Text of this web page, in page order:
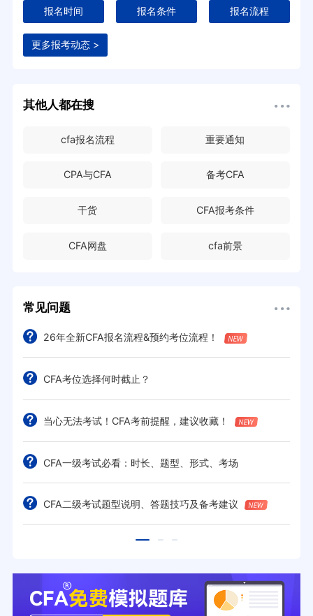
报名时间 报名条件 报名流程
更多报考动态 >
其他人都在搜
cfa报名流程 重要通知
CPA与CFA 备考CFA
干货 CFA报考条件
CFA网盘 cfa前景
常见问题
26年全新CFA报名流程&预约考位流程！
CFA考位选择何时截止？
当心无法考试！CFA考前提醒，建议收藏！
CFA一级考试必看：时长、题型、形式、考场
CFA二级考试题型说明、答题技巧及备考建议